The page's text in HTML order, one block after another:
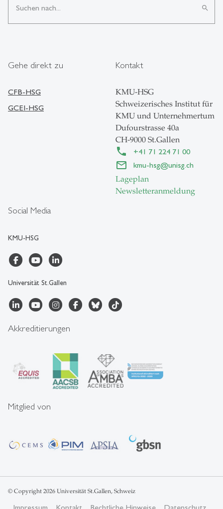
search
Social Media
KMU-HSG
Universität St.Gallen
Gehe direkt zu
CFB-HSG
GCEI-HSG
Kontakt
KMU-HSG
Schweizerisches Institut für
KMU und Unternehmertum
Dufourstrasse 40a
CH-9000 St.Gallen
+41 71 224 71 00
kmu-hsg@unisg.ch
Lageplan
Newsletteranmeldung
Akkreditierungen
Mitglied von
© Copyright 2026 Universität St.Gallen, Schweiz
Impressum Kontakt Rechtliche Hinweise Datenschutz